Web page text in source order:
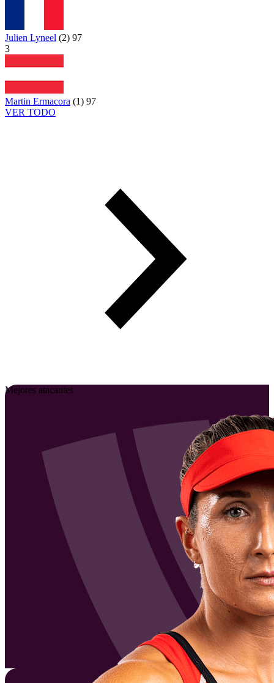
Julien Lyneel (2) 97
3
Martin Ermacora (1) 97
VER TODO
Mejores atacantes